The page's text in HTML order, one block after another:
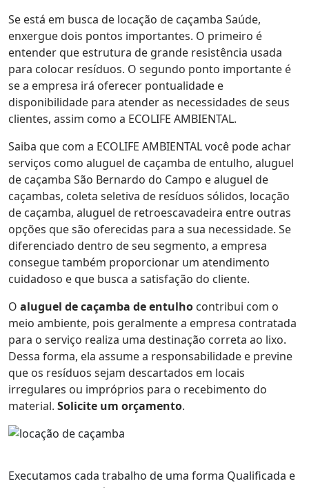
Se está em busca de locação de caçamba Saúde,
enxergue dois pontos importantes. O primeiro é
entender que estrutura de grande resistência usada
para colocar resíduos. O segundo ponto importante é
se a empresa irá oferecer pontualidade e
disponibilidade para atender as necessidades de seus
clientes, assim como a ECOLIFE AMBIENTAL.
Saiba que com a ECOLIFE AMBIENTAL você pode achar
serviços como aluguel de caçamba de entulho, aluguel
de caçamba São Bernardo do Campo e aluguel de
caçambas, coleta seletiva de resíduos sólidos, locação
de caçamba, aluguel de retroescavadeira entre outras
opções que são oferecidas para a sua necessidade. Se
diferenciado dentro de seu segmento, a empresa
consegue também proporcionar um atendimento
cuidadoso e que busca a satisfação do cliente.
O aluguel de caçamba de entulho contribui com o
meio ambiente, pois geralmente a empresa contratada
para o serviço realiza uma destinação correta ao lixo.
Dessa forma, ela assume a responsabilidade e previne
que os resíduos sejam descartados em locais
irregulares ou impróprios para o recebimento do
material. Solicite um orçamento.
Executamos cada trabalho de uma forma Qualificada e